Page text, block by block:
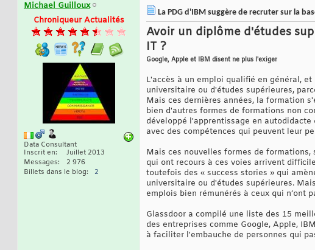
Michael Guilloux
Chroniqueur Actualités
Data Consultant
Inscrit en
Juillet 2013
Messages
2 976
Billets dans le blog
2
La PDG d'IBM suggère de recruter sur la
Avoir un diplôme d'études
IT ?
Google, Apple et IBM disent ne plus l'exiger
L'accès à un emploi qualifié en général,
universitaire ou d'études supérieures,
Mais ces dernières années, la formation
bien d'autres formes de formations non
développé l'apprentissage en
avec des compétences qui peuvent leur
Mais ces nouvelles formes de
qui ont recours à ces voies arrivent
toutefois des « success stories » qui
universitaire ou d'études supérieures.
emplois bien rémunérés à ceux qui n’ont
Glassdoor a compilé une liste des 15
des entreprises comme Google, Apple,
à faciliter l'embauche de personnes qui